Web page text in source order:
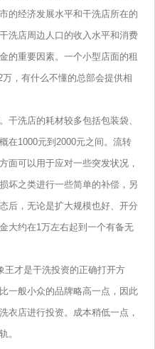
的经济发展水平和干洗店所在的
洗店周边人口的收入水平和消费
的重要因素。一个小型店面的租
，有什么不懂的总部会提供相
洗店的耗材较多包括包装袋、
在1000元到2000元之间。流转
面可以用于应对一些突发状况，
坏之类进行一些简单的补偿，另
后，无论是扩大规模也好、开分
大约在1万左右起到一个有备无
王才是干洗投资的正确打开方
一般小众的品牌略高一点，因此
衣店进行投资。成本稍低一点，
。